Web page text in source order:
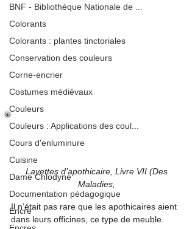
BNF - Bibliothèque Nationale de ...
Colorants
Colorants : plantes tinctoriales
Conservation des couleurs
Corne-encrier
Costumes médiévaux
Couleurs
Couleurs : Applications des coul...
Cours d'enluminure
Cuisine
Dame Chlodyne
Documentation pédagogique
Encre
Layettes d’apothicaire, Livre VII (Des
Maladies,
Il n’était pas rare que les apothicaires aient
dans leurs officines, ce type de meuble.